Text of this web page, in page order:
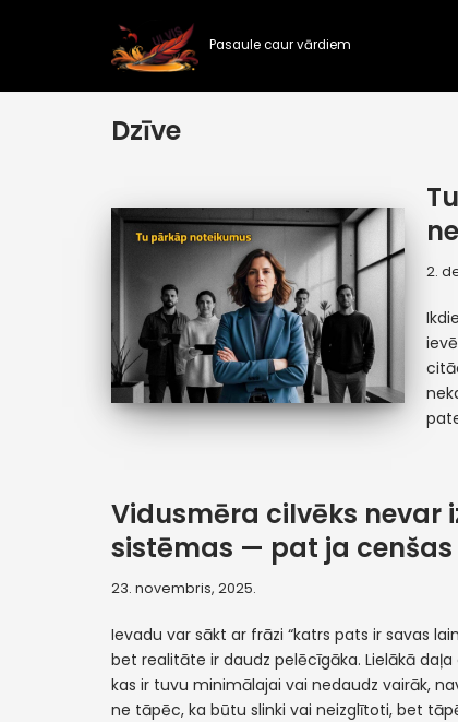
Pasaule caur vārdiem
Dzīve
2.
Vidusmēra cilvēks nevar
sistēmas — pat ja cenšas
23. novembris, 2025.
Ievadu var sākt ar frāzi “katrs pats ir savas
bet realitāte ir daudz pelēcīgāka. Lielākā
kas ir tuvu minimālajai vai nedaudz vairāk,
ne tāpēc, ka būtu slinki vai neizglītoti, bet